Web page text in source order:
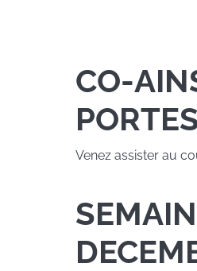
CO-
Venez assister au